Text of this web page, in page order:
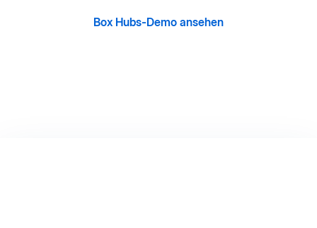
Box Hubs-Demo ansehen